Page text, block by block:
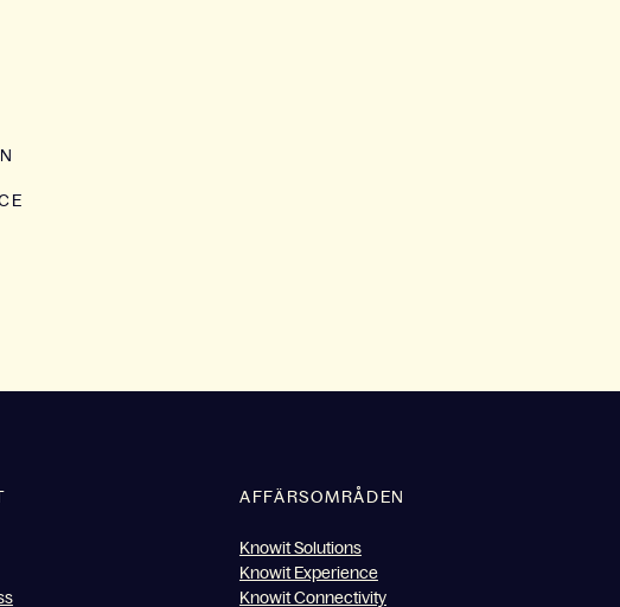
AFFÄRSOMRÅDEN
Knowit Solutions
Knowit Experience
Knowit Connectivity